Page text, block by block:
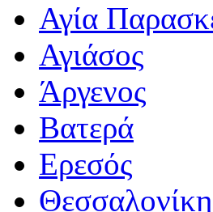
Αγία
Αγιάσος
Άργενος
Βατερά
Ερεσός
Θεσσαλονίκη